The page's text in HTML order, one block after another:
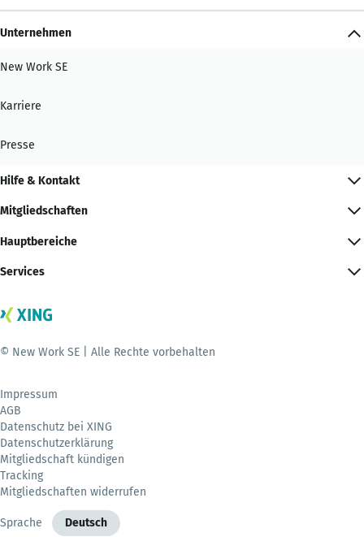
Unternehmen
New Work SE
Karriere
Presse
Hilfe & Kontakt
Mitgliedschaften
Hauptbereiche
Services
© New Work SE | Alle Rechte vorbehalten
Impressum
AGB
Datenschutz bei XING
Datenschutzerklärung
Mitgliedschaft kündigen
Tracking
Mitgliedschaften widerrufen
Sprache Deutsch